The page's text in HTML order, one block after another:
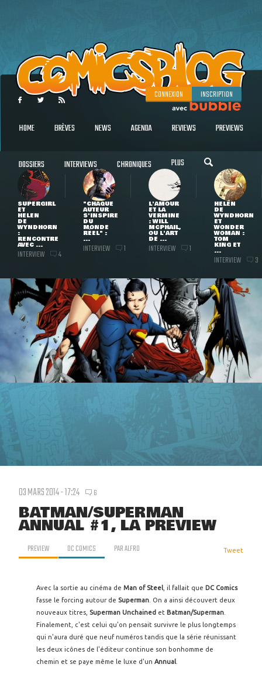
CONNEXION INSCRIPTION
HOME BRÈVES NEWS AGENDA REVIEWS PREVIEWS
DOSSIERS INTERVIEWS CHRONIQUES PLUS
SUPERGIRL
ET
HELEN
DE
WYNDHORN
:
RENCONTRE
AVEC ...
INTERVIEW 4
"CHAQUE
AUTEUR
S'INSPIRE
DU
MONDE
RÉEL" :
...
INTERVIEW 1
L'AMOUR
ET LA
VERMINE
: WILL
MCPHAIL,
OU L'ART
DE ...
INTERVIEW 1
HELEN
DE
WYNDHORN
ET
WONDER
WOMAN :
TOM
KING ET
...
INTERVIEW 3
03 MARS 2014 - 17:24 6
BATMAN/SUPERMAN
ANNUAL #1, LA PREVIEW
PREVIEW DC COMICS PARALFRO Tweet
Avec la sortie au cinéma de Man of Steel , il fallait que DC Comics
fasse le forcing autour de Superman . On a ainsi découvert deux
nouveaux titres, Superman Unchained et Batman/Superman
Finalement, c'est celui qu'on pensait survivre le plus longtemps
qui n'aura duré que neuf numéros tandis que la série réunissant
les deux icônes de l'éditeur continue son bonhomme de
chemin et se paye même le luxe d'un Annual